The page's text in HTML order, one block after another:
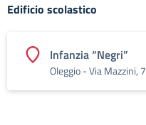
Edificio scolastico
Infanzia “Negri”
Oleggio - Via Mazzini, 7